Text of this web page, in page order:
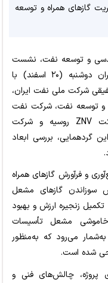
گازهای همراه و توسعه
و توسعه نفت، نشست
هماهنگی راه‌اندازی پروژه پتروپالایش دهلران دوشنبه (۲۰ اسفند) با
شرکت ملی نفت ایران،
توسعه نفت، شرکت نفت
و گاز غرب، اداره نظارت بر تولید، شرکت ZNV روسیه و شرکت
گردهمایی، بررسی ابعاد
بر جمع‌آوری و فرآورش گازهای همراه
گازهای مشعل
زنجیره ارزش و بهبود
مشعل تأسیسات
می‌رود که به‌منظور
شده است.
پروژه، چالش‌های فنی و